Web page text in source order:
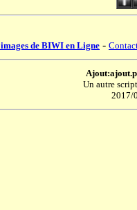
de BIWI en Ligne -
Un autre
2017/